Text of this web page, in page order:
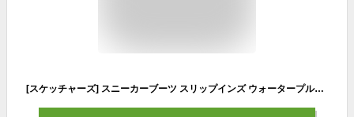
[スケッチャーズ] スニーカーブーツ スリップインズ ウォータープルーフ サミッツ-コルボス_232962W メンズ 防水 幅広 BKGY 26.0 cm